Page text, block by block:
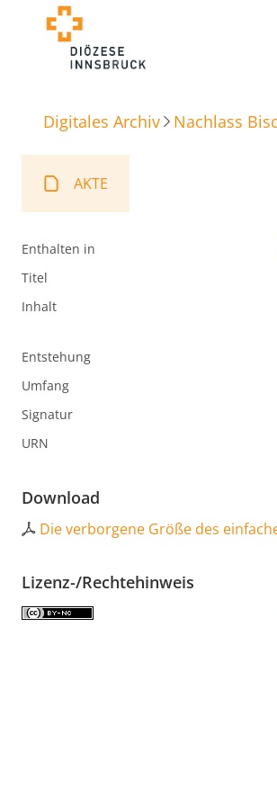
Digitales Archiv Nachlass
AKTE
Enthalten in
Titel
Inhalt
Entstehung
Umfang
Signatur
URN
Download
Die verborgene Größe des
Lizenz-/Rechtehinweis